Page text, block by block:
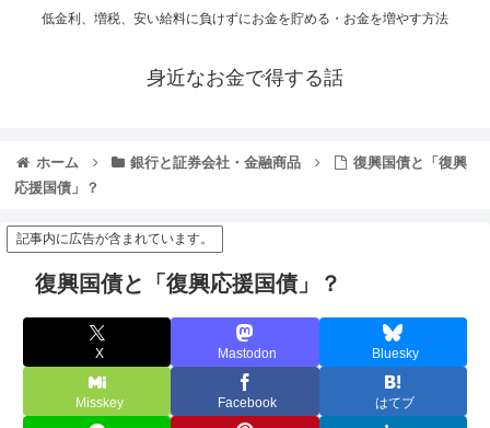
低金利、増税、安い給料に負けずにお金を貯める・お金を増やす方法
身近なお金で得する話
ホーム 銀行と証券会社・金融商品
復興国債と「復興
応援国債」？
記事内に広告が含まれています。
復興国債と「復興応援国債」？
X Mastodon Bluesky
Misskey Facebook はてブ